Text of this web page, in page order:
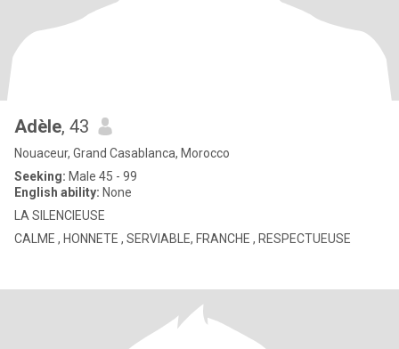
Adèle, 43
Nouaceur, Grand Casablanca, Morocco
Seeking: Male 45 - 99
English ability: None
LA SILENCIEUSE
CALME , HONNETE , SERVIABLE, FRANCHE , RESPECTUEUSE